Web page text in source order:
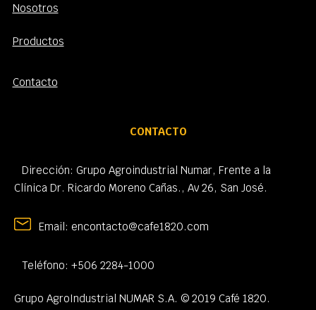
Nosotros
Productos
Contacto
CONTACTO
Dirección: Grupo Agroindustrial Numar, Frente a la
Clínica Dr. Ricardo Moreno Cañas., Av 26, San José.
Email: encontacto@cafe1820.com
Teléfono: +506 2284-1000
Grupo AgroIndustrial NUMAR S.A. © 2019 Café 1820.